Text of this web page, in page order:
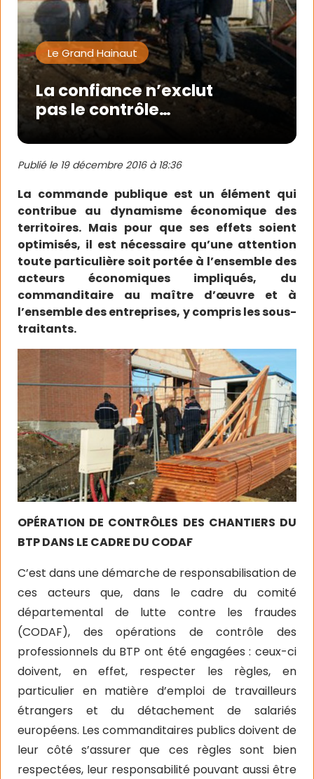
Le Grand Hainaut
La confiance n’exclut
pas le contrôle…
Publié le 19 décembre 2016 à 18:36
La commande publique est un élément qui
contribue au dynamisme économique des
territoires. Mais pour que ses effets soient
optimisés, il est nécessaire qu’une attention
toute particulière soit portée à l’ensemble des
acteurs économiques impliqués, du
commanditaire au maître d’œuvre et à
l’ensemble des entreprises, y compris les sous-
traitants.
OPÉRATION DE CONTRÔLES DES CHANTIERS DU
BTP DANS LE CADRE DU CODAF
C’est dans une démarche de responsabilisation de
ces acteurs que, dans le cadre du comité
départemental de lutte contre les fraudes
(CODAF), des opérations de contrôle des
professionnels du BTP ont été engagées : ceux-ci
doivent, en effet, respecter les règles, en
particulier en matière d’emploi de travailleurs
étrangers et du détachement de salariés
européens. Les commanditaires publics doivent de
leur côté s’assurer que ces règles sont bien
respectées, leur responsabilité pouvant aussi être